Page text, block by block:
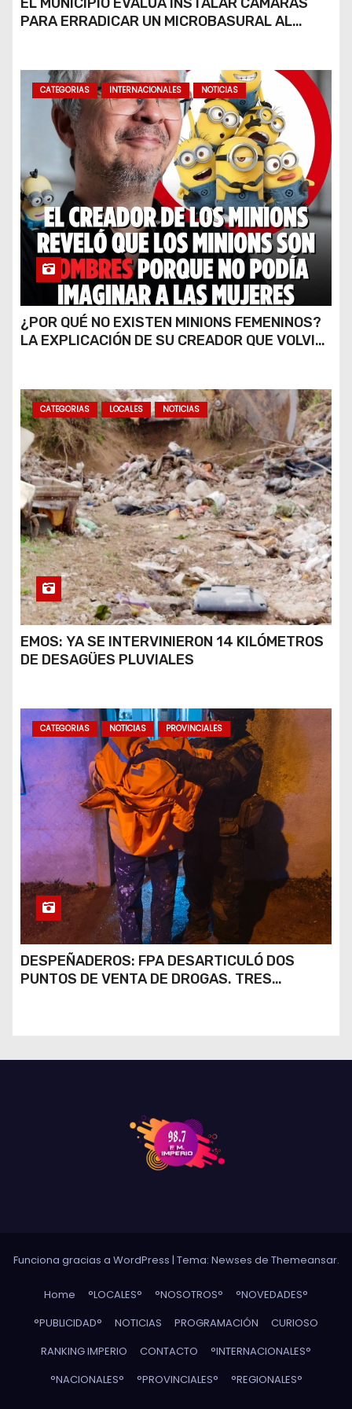
PARA ERRADICAR UN MICROBASURAL AL
CATEGORIAS INTERNACIONALES NOTICIAS
¿POR QUÉ NO EXISTEN MINIONS FEMENINOS?
LA EXPLICACIÓN DE SU CREADOR QUE VOLVIÓ
CATEGORIAS LOCALES NOTICIAS
EMOS: YA SE INTERVINIERON 14 KILÓMETROS
DE DESAGÜES PLUVIALES
CATEGORIAS NOTICIAS PROVINCIALES
DESPEÑADEROS: FPA DESARTICULÓ DOS
PUNTOS DE VENTA DE DROGAS. TRES
Funciona gracias a WordPress | Tema: Newses de Themeansar.
Home °LOCALES° °NOSOTROS°
°NOVEDADES°
°PUBLICIDAD°
NOTICIAS PROGRAMACIÓN
CURIOSO
RANKING IMPERIO
CONTACTO
°INTERNACIONALES°
°NACIONALES°
°PROVINCIALES° °REGIONALES°